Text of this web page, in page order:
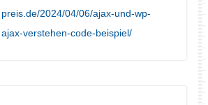
preis.de/2024/04/06/ajax-und-wp-
ajax-verstehen-code-beispiel/